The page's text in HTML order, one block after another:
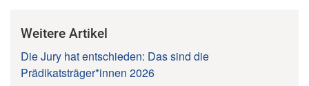
Weitere Artikel
Die Jury hat entschieden: Das sind die
Prädikatsträger*innen 2026